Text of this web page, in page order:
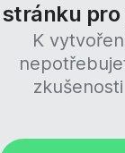
stránku
K